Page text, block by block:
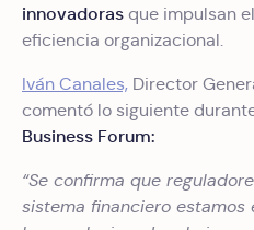
innovadoras que impulsan
eficiencia organizacional.
Iván Canales, Director
comentó lo siguiente
Business Forum:
“Se confirma que
sistema financiero estamos